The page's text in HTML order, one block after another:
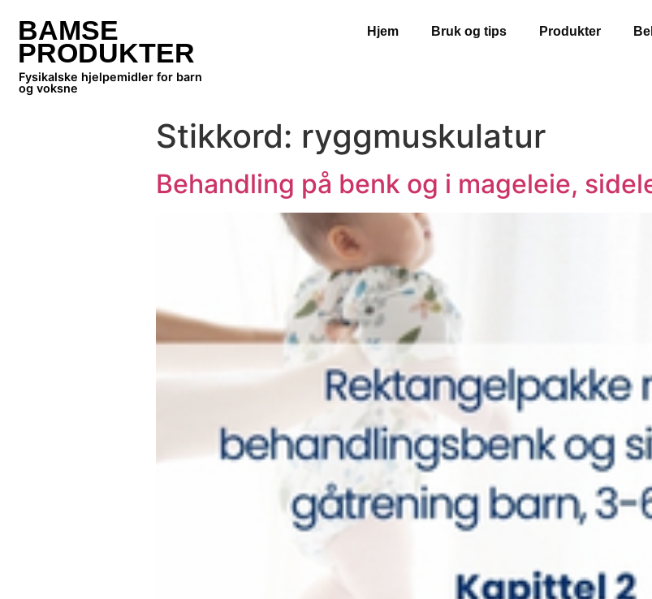
BAMSE
PRODUKTER
Fysikalske hjelpemidler for barn
og voksne
Hjem Bruk og tips Produkter
Stikkord: ryggmuskulatur
Behandling på benk og i mageleie,